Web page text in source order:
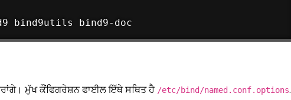
ਮੁੱਖ ਕੌਂਫਿਗਰੇਸ਼ਨ ਫਾਈਲ ਇੱਥੇ ਸਥਿਤ ਹੈ /etc/bind/named.conf.options.